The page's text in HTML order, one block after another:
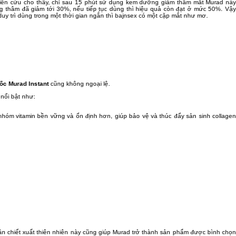
cứu cho thấy, chỉ sau 15 phút sử dụng kem dưỡng giảm thâm mắt Murad này
thâm đã giảm tới 30%, nếu tiếp tục dùng thì hiệu quả còn đạt ở mức 50%. Vậy
trì dùng trong một thời gian ngắn thì bajnsex có một cặp mắt như mơ.
Murad Instantcũng không ngoại lệ.
bật như:
vitamin bền vững và ổn định hơn, giúp bảo vệ và thúc đẩy sản sinh collagen
chiết xuất thiên nhiên này cũng giúp Murad trở thành sản phẩm được bình chọn